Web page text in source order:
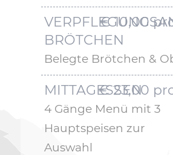
BRÖTCHEN
€ 10,00
Belegte Brötchen &
MITTAGESSEN
€ 23,00
4 Gänge Menü mit 3
Hauptspeisen zur
Auswahl